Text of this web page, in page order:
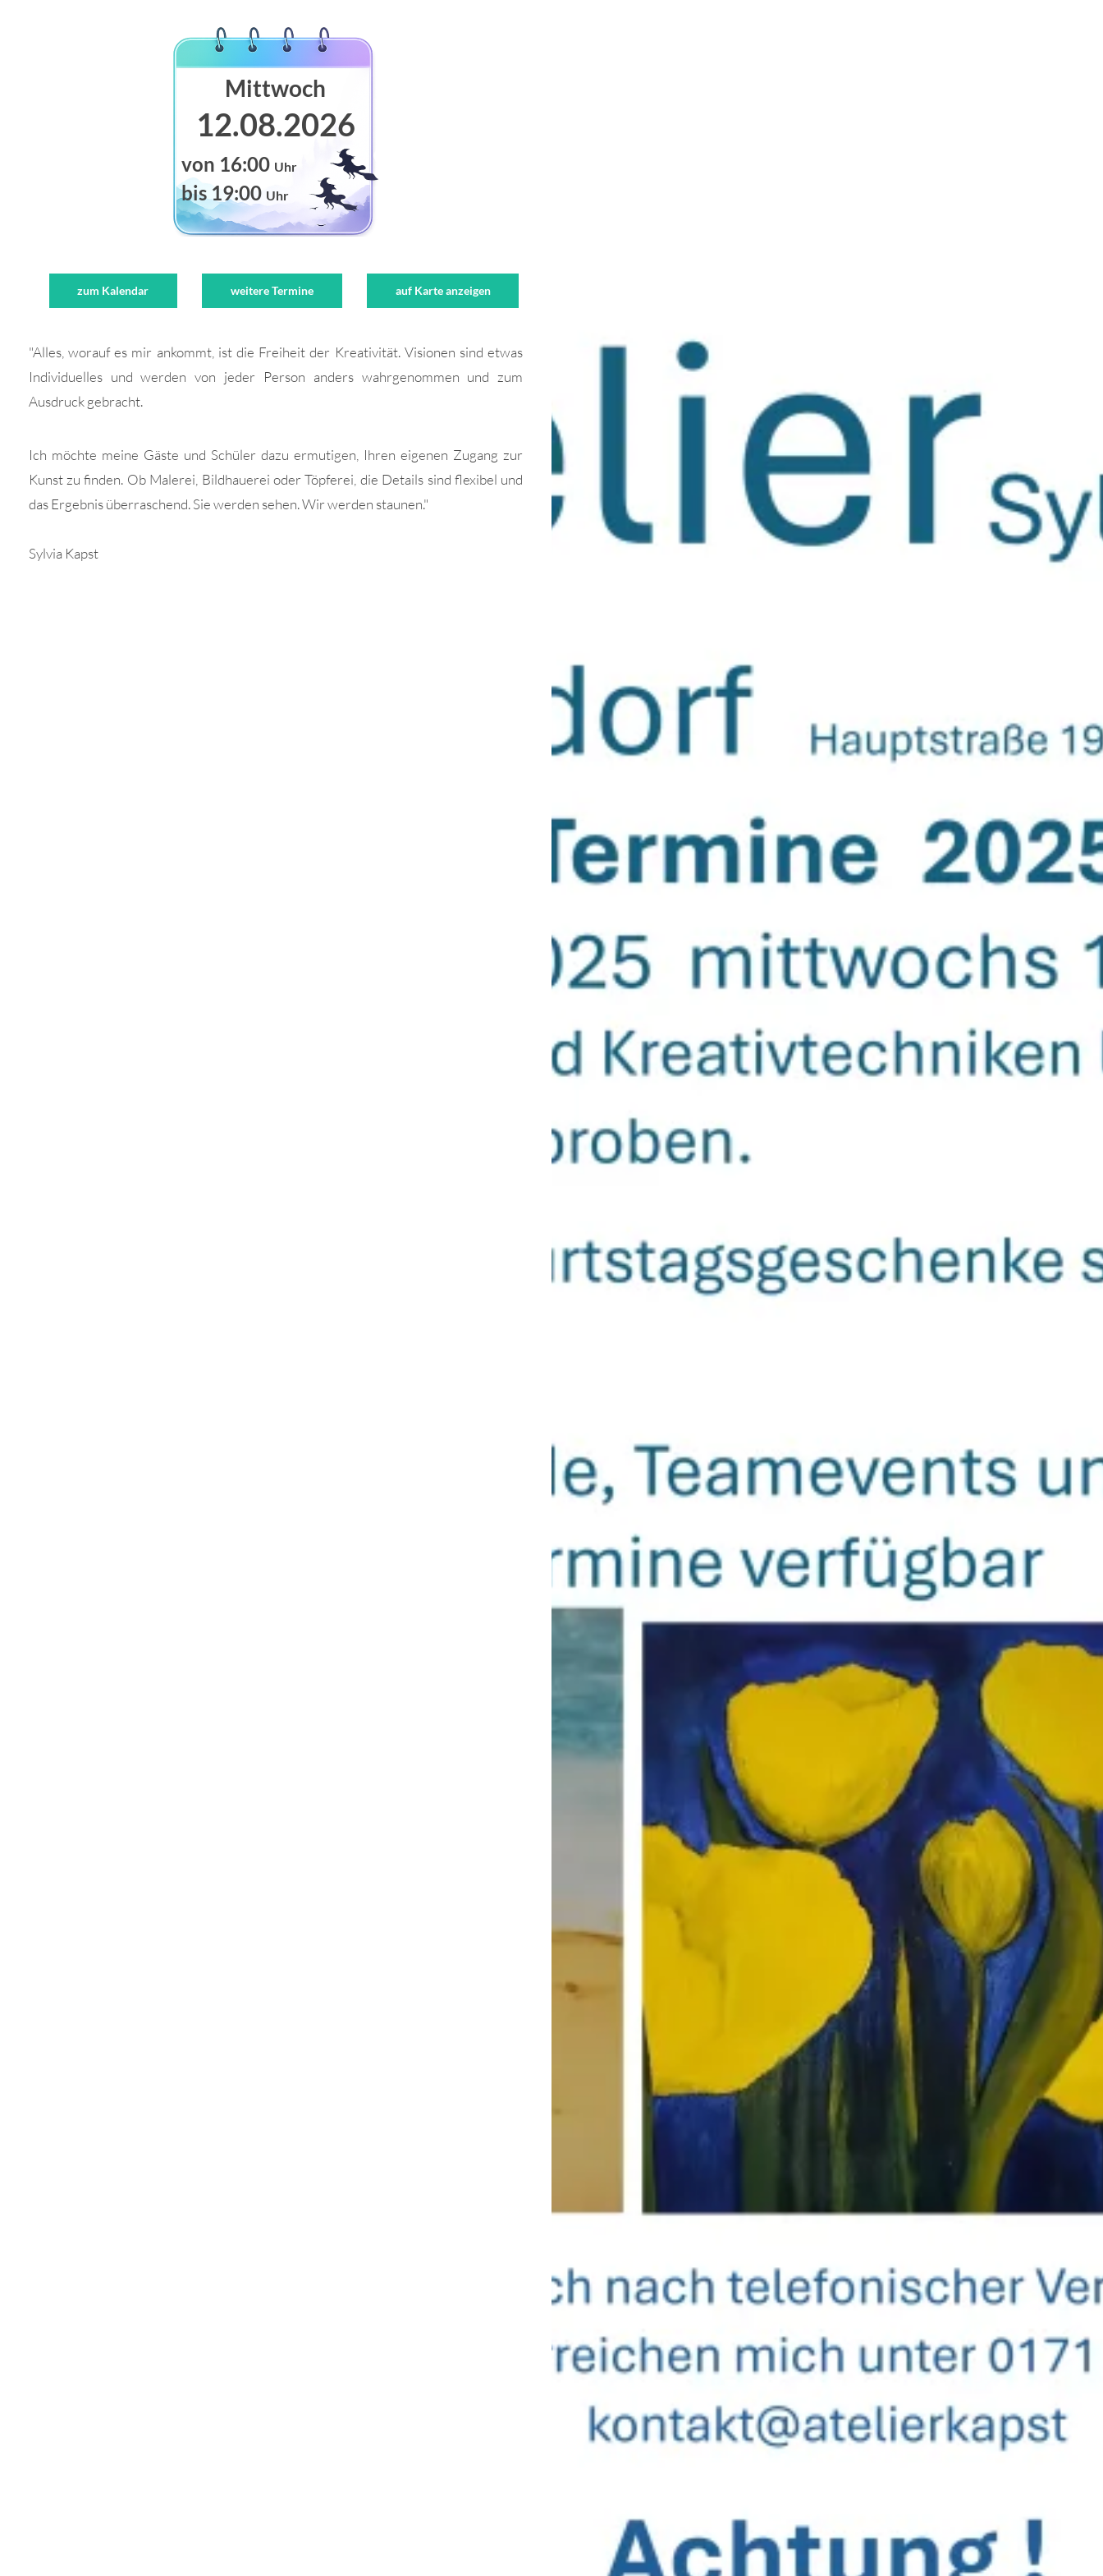
Mittwoch
12.08.2026
von 16:00 Uhr
bis 19:00 Uhr
zum Kalendar weitere Termine auf Karte anzeigen
"Alles, worauf es mir ankommt, ist die Freiheit der Kreativität. Visionen sind etwas
Individuelles und werden von jeder Person anders wahrgenommen und zum
Ausdruck gebracht.
Ich möchte meine Gäste und Schüler dazu ermutigen, Ihren eigenen Zugang zur
Kunst zu finden. Ob Malerei, Bildhauerei oder Töpferei, die Details sind flexibel und
das Ergebnis überraschend. Sie werden sehen. Wir werden staunen."
Sylvia Kapst